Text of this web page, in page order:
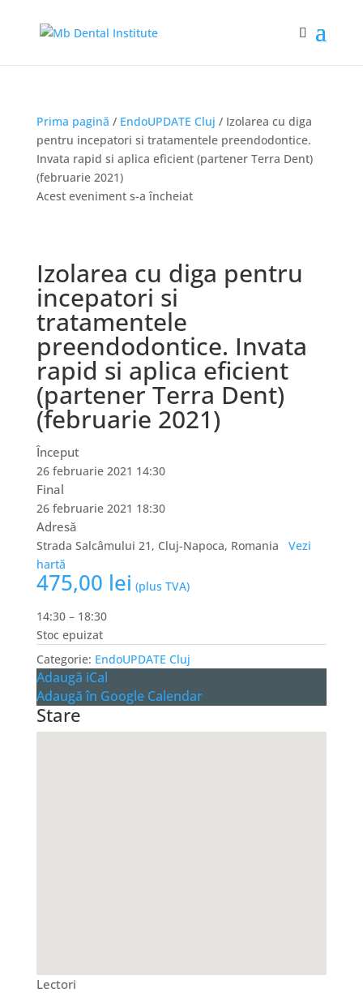
Prima pagină / EndoUPDATE Cluj / Izolarea cu diga
pentru incepatori si tratamentele preendodontice.
Invata rapid si aplica eficient (partener Terra Dent)
(februarie 2021)
Acest eveniment s-a încheiat
Izolarea cu diga pentru
incepatori si
tratamentele
preendodontice. Invata
rapid si aplica eficient
(partener Terra Dent)
(februarie 2021)
Început
26 februarie 2021 14:30
Final
26 februarie 2021 18:30
Adresă
Strada Salcâmului 21, Cluj-Napoca, Romania Vezi
hartă
475,00 lei (plus TVA)
14:30 – 18:30
Stoc epuizat
Categorie: EndoUPDATE Cluj
Adaugă iCal
Adaugă în Google Calendar
Stare
Lectori